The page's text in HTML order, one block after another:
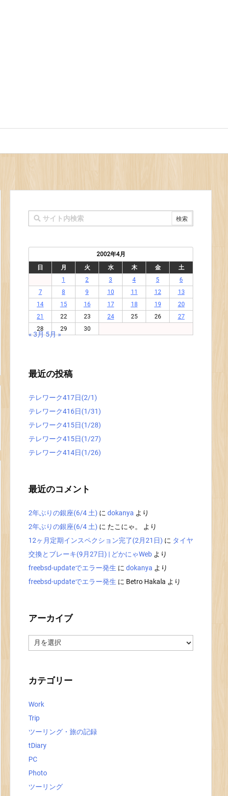
2002年4月
日
月 火 水 木 金
土
1
2 3 4 5
6
7
8 9 10 11 12
13
14
15 16 17 18 19
20
21
22 23 24 25 26
27
28
29 30
« 3月5月 »
最近の投稿
テレワーク417日(2/1)
テレワーク416日(1/31)
テレワーク415日(1/28)
テレワーク415日(1/27)
テレワーク414日(1/26)
最近のコメント
2年ぶりの銀座(6/4 土) に dokanya より
2年ぶりの銀座(6/4 土) に たこにゃ。
より
12ヶ月定期インスペクション完了(2月21日) に タイヤ
交換とブレーキ(9月27日) | どかにゃWeb より
freebsd-updateでエラー発生 に dokanya より
freebsd-updateでエラー発生 に Betro Hakala より
アーカイブ
ー
カテゴリー
Work
Trip
ツーリング・旅の記録
tDiary
PC
Photo
ツーリング